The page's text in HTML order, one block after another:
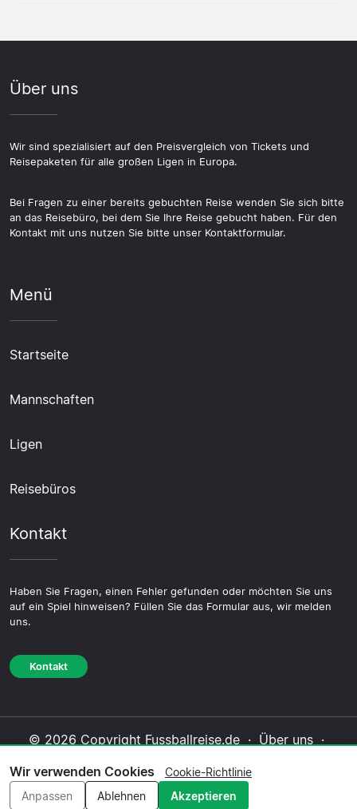
Über uns
Wir sind spezialisiert auf den Preisvergleich von Tickets und
Reisepaketen für alle großen Ligen in Europa.
Bei Fragen zu einer bereits gebuchten Reise wenden Sie sich bitte
an das Reisebüro, bei dem Sie Ihre Reise gebucht haben. Für den
Kontakt mit uns nutzen Sie bitte unser Kontaktformular.
Menü
Startseite
Mannschaften
Ligen
Reisebüros
Kontakt
Haben Sie Fragen, einen Fehler gefunden oder möchten Sie uns
auf ein Spiel hinweisen? Füllen Sie das Formular aus, wir melden
uns.
Kontakt
© 2026 Copyright Fussballreise.de · Über uns ·
Cookie-Richtlinie·Redaktionelle Richtlinie
Wir verwenden Cookies
Cookie-Richtlinie
Anpassen
Ablehnen Akzeptieren